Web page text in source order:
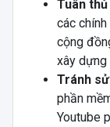
Tuân
các
cộng
xây dựng
Tránh
phần
Youtube